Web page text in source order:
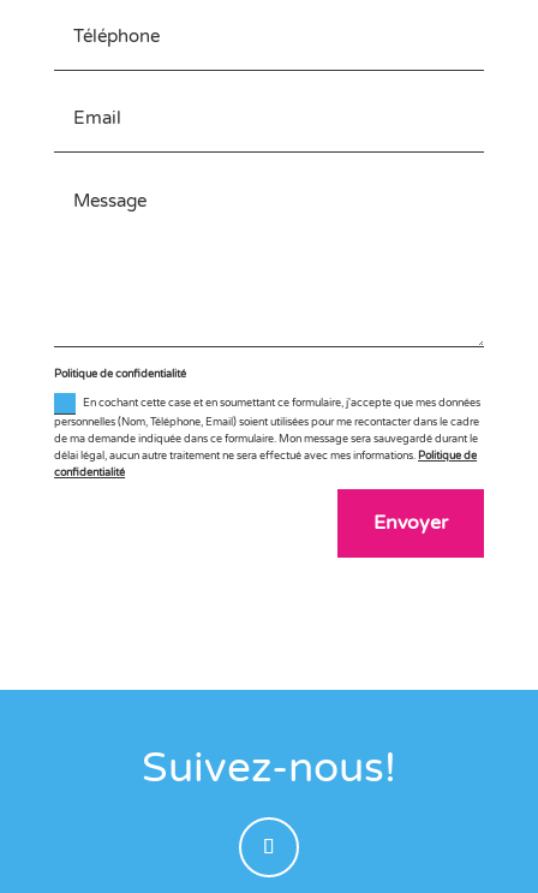
Politique de confidentialité
En cochant cette case et en soumettant ce formulaire, j'accepte que mes données
personnelles (Nom, Téléphone, Email) soient utilisées pour me recontacter dans le cadre
de ma demande indiquée dans ce formulaire. Mon message sera sauvegardé durant le
délai légal, aucun autre traitement ne sera effectué avec mes informations. Politique de
confidentialité
Envoyer
Suivez-nous!